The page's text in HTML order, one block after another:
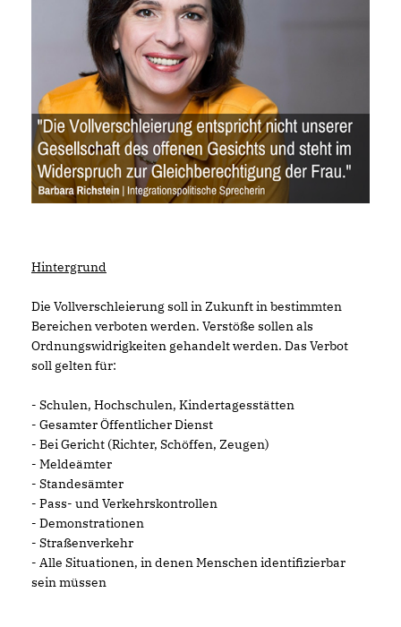
Hintergrund
Die Vollverschleierung soll in Zukunft in bestimmten
Bereichen verboten werden. Verstöße sollen als
Ordnungswidrigkeiten gehandelt werden. Das Verbot
soll gelten für:
- Schulen, Hochschulen, Kindertagesstätten
- Gesamter Öffentlicher Dienst
- Bei Gericht (Richter, Schöffen, Zeugen)
- Meldeämter
- Standesämter
- Pass- und Verkehrskontrollen
- Demonstrationen
- Straßenverkehr
- Alle Situationen, in denen Menschen identifizierbar
sein müssen